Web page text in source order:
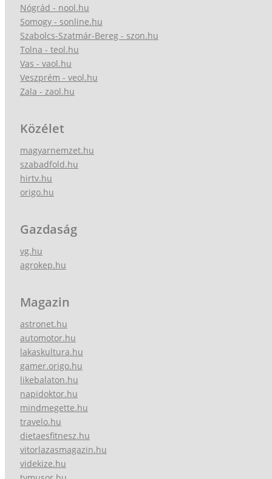
Nógrád - nool.hu
Somogy - sonline.hu
Szabolcs-Szatmár-Bereg - szon.hu
Tolna - teol.hu
Vas - vaol.hu
Veszprém - veol.hu
Zala - zaol.hu
Közélet
magyarnemzet.hu
szabadfold.hu
hirtv.hu
origo.hu
Gazdaság
vg.hu
agrokep.hu
Magazin
astronet.hu
automotor.hu
lakaskultura.hu
gamer.origo.hu
likebalaton.hu
napidoktor.hu
mindmegette.hu
travelo.hu
dietaesfitnesz.hu
vitorlazasmagazin.hu
videkize.hu